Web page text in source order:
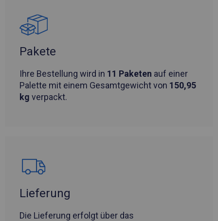
Pakete
Ihre Bestellung wird in 11 Paketen auf einer
Palette mit einem Gesamtgewicht von 150,95
kg verpackt.
Lieferung
Die Lieferung erfolgt über das